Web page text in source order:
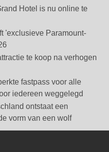
Hotel is nu online te
'exclusieve Paramount-
te koop na verhogen
fastpass voor alle
iedereen weggelegd
ontstaat een
vorm van een wolf